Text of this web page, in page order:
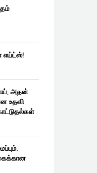
எய்ட்ஸ்!
அதன்
உதவி